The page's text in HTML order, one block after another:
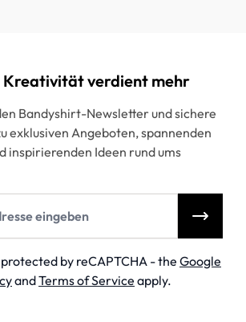
Kreativität verdient mehr
Bandyshirt-Newsletter und sichere
exklusiven Angeboten, spannenden
inspirierenden Ideen rund ums
by reCAPTCHA - the Google
andTerms of Service apply.